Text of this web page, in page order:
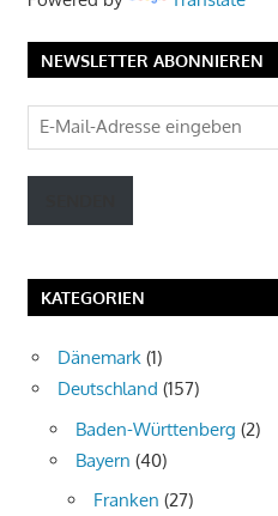
NEWSLETTER ABONNIEREN
E-
Mail-
Adresse
KATEGORIEN
Dänemark (1)
Deutschland (157)
Baden-Württenberg (2)
Bayern (40)
Franken (27)